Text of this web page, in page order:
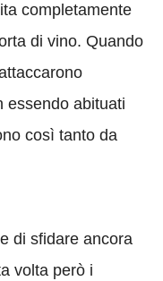
completamente
di vino. Quando
essendo abituati
così tanto da
di sfidare ancora
volta però i